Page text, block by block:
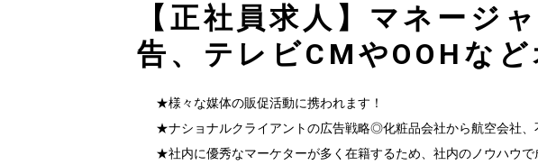
【正社員求人】マネージ
告、テレビCMやOOHな
★様々な媒体の販促活動に携われます！
★ナショナルクライアントの広告戦略◎化粧品会社から航空会社、
★社内に優秀なマーケターが多く在籍するため、社内のノウハウで